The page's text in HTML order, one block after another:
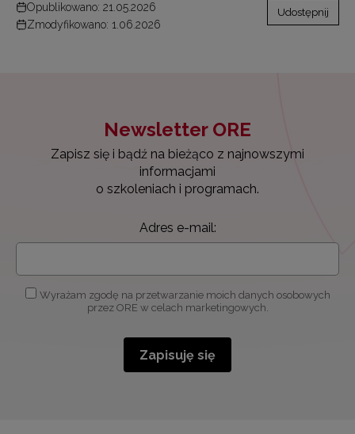
Opublikowano: 21.05.2026
Zmodyfikowano: 1.06.2026
Udostępnij
Newsletter ORE
Zapisz się i bądź na bieżąco z najnowszymi
informacjami
o szkoleniach i programach.
Adres e-mail:
Wyrażam zgodę na przetwarzanie moich danych osobowych
przez ORE w celach marketingowych.
Zapisuję się